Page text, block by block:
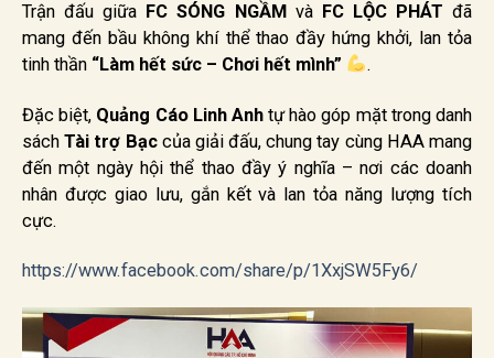
Trận đấu giữa FC SÓNG NGẦM và FC LỘC PHÁT đã
mang đến bầu không khí thể thao đầy hứng khởi, lan tỏa
tinh thần “Làm hết sức – Chơi hết mình” .
Đặc biệt, Quảng Cáo Linh Anhtự hào góp mặt trong danh
sáchTài trợ Bạccủa giải đấu, chung tay cùng HAA mang
đến một ngày hội thể thao đầy ý nghĩa – nơi các doanh
nhân được giao lưu, gắn kết và lan tỏa năng lượng tích
cực.
https://www.facebook.com/share/p/1XxjSW5Fy6/